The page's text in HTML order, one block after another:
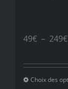
49€ – 249€
Choix des